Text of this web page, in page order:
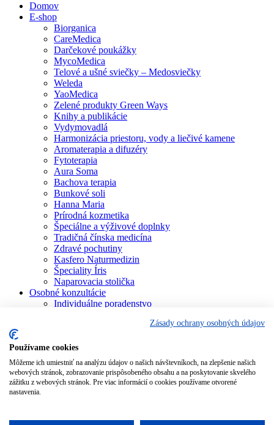
Domov
E-shop
Biorganica
CareMedica
Darčekové poukážky
MycoMedica
Telové a ušné sviečky – Medosviečky
Weleda
YaoMedica
Zelené produkty Green Ways
Knihy a publikácie
Vydymovadlá
Harmonizácia priestoru, vody a liečivé kamene
Aromaterapia a difuzéry
Fytoterapia
Aura Soma
Bachova terapia
Bunkové soli
Hanna Maria
Prírodná kozmetika
Špeciálne a výživové doplnky
Tradičná čínska medicína
Zdravé pochutiny
Kasfero Naturmedizin
Špeciality Íris
Naparovacia stolička
Osobné konzultácie
Individuálne poradenstvo
Aromaterapia
Homeopatia
Individuálna a partnerská numerológia
Numerológia – kľúč života
Zásady ochrany osobných údajov
Používame cookies
Môžeme ich umiestniť na analýzu údajov o našich návštevníkoch, na zlepšenie našich
webových stránok, zobrazovanie prispôsobeného obsahu a na poskytovanie skvelého
zážitku z webových stránok. Pre viac informácií o cookies používame otvorené
nastavenia.